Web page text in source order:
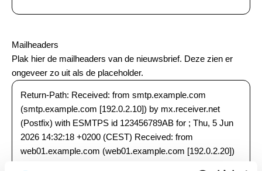
Mailheaders
Plak hier de mailheaders van de nieuwsbrief. Deze zien er
ongeveer zo uit als de placeholder.